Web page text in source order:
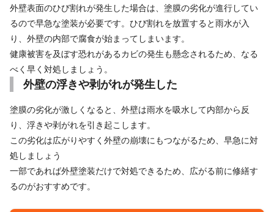
外壁表面のひび割れが発生した場合は、塗膜の劣化が進行してい
るので早急な塗装が必要です。ひび割れを放置すると雨水が入
り、外壁の内部で腐食が始まってしまいます。
健康被害を及ぼす恐れがあるカビの発生も懸念されるため、なる
べく早く対処しましょう。
外壁の浮きや剥がれが発生した
塗膜の劣化が激しくなると、外壁は雨水を吸水して内部から反
り、浮きや剥がれを引き起こします。
この劣化は広がりやすく外壁の崩壊にもつながるため、早急に対
処しましょう
一部であれば外壁塗装だけで対処できるため、広がる前に修繕す
るのがおすすめです。